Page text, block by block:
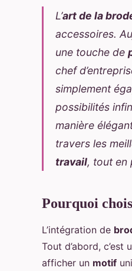
L’art de la
accessoires.
une touche de
chef
simplement
possibilités
manière
travers les
travail, tout en
Pourquoi
L’intégration de
Tout d’abord, c’est
afficher un motif